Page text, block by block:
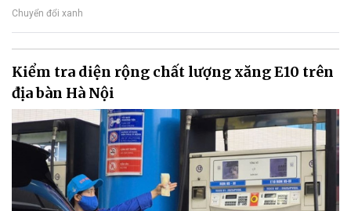
Chuyển đổi xanh
Kiểm tra diện rộng chất lượng xăng E10 trên
địa bàn Hà Nội